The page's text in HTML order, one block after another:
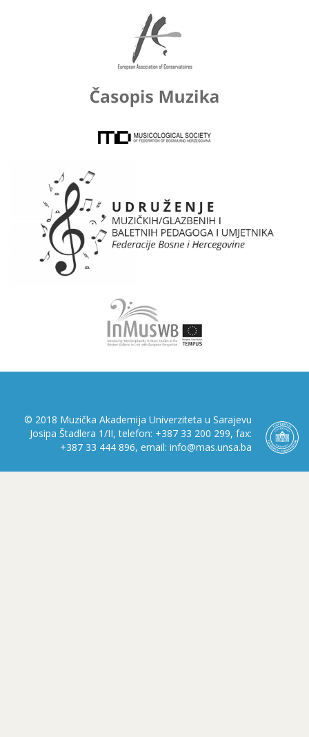
© 2018 Muzička Akademija Univerziteta u Sarajevu
Josipa Štadlera 1/II, telefon: +387 33 200 299, fax:
+387 33 444 896, email: info@mas.unsa.ba